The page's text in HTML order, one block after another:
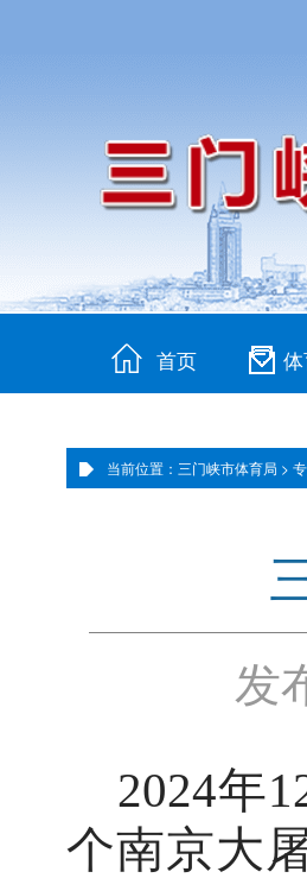
首页
当前位置：三门峡市体育局 >
发
2024年
个南京大